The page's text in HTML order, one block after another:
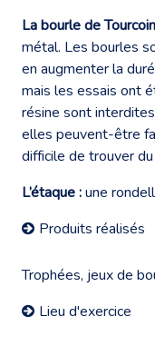
La bourle de
métal. Les bourles
en augmenter la
mais les essais ont
résine sont
elles peuvent-être
difficile de trouver
L’étaque :une
Produits réalisés
Trophées, jeux de
Lieu d'exercice